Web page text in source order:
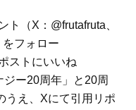
ト（X：@frutafruta、
をフォロー
ストにいいね
ジー20周年」と20周
うえ、Xにて引用リポ